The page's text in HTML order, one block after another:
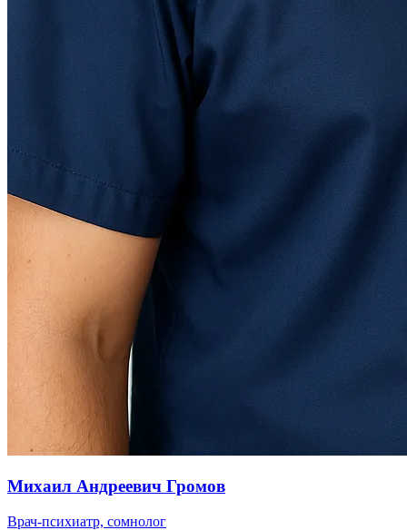
Михаил Андреевич Громов
Врач-психиатр, сомнолог